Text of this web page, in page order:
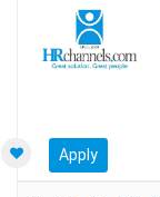
Apply